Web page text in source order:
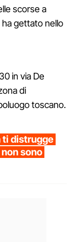
scorse a
ha gettato nello
in via De
di
toscano.
ti distrugge
sono